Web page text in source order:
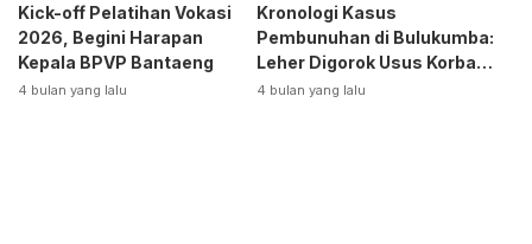
Kick-off Pelatihan Vokasi
2026, Begini Harapan
Kepala BPVP Bantaeng
4 bulan yang lalu
Kronologi Kasus
Pembunuhan di Bulukumba:
Leher Digorok Usus Korban
Dikeluarkan
4 bulan yang lalu